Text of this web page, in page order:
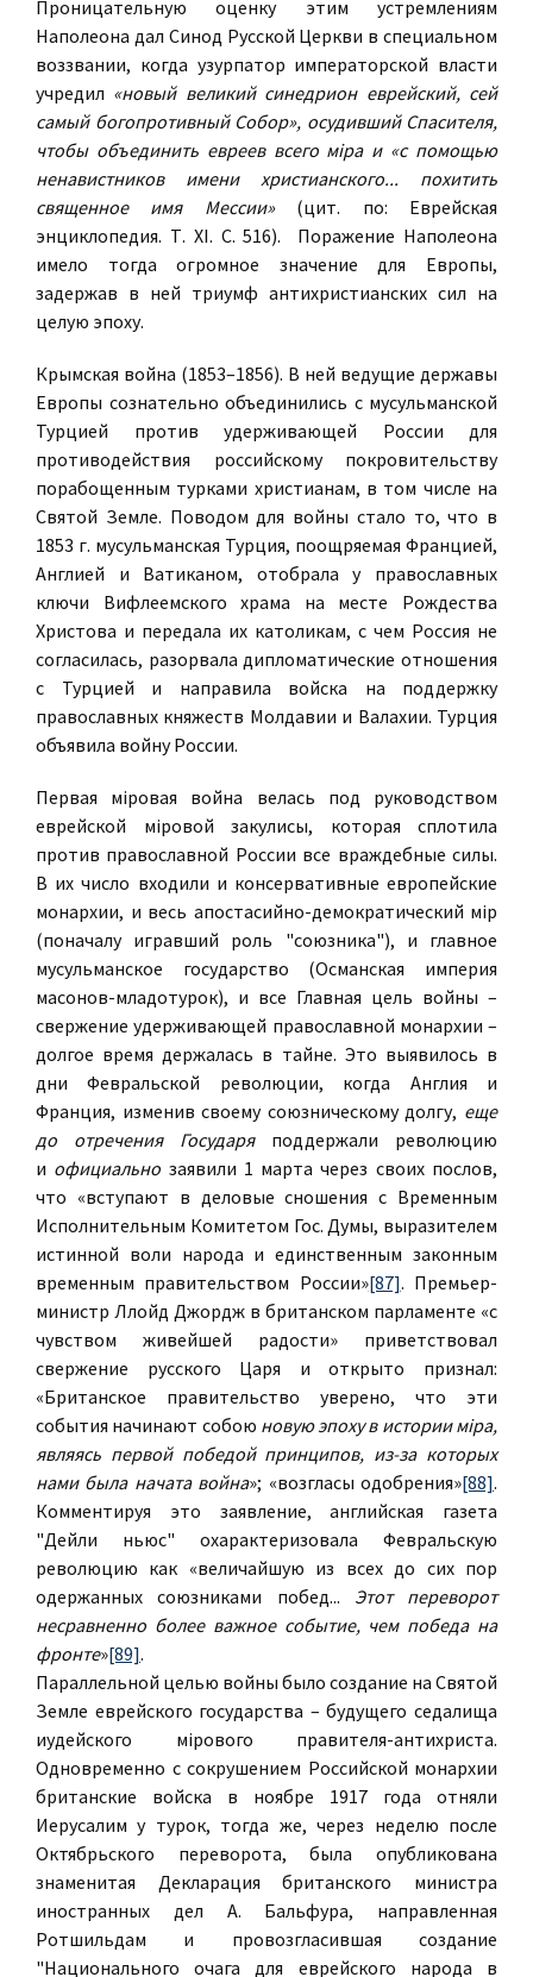
Проницательную оценку этим устремлениям
Наполеона дал Синод Русской Церкви в специальном
воззвании, когда узурпатор императорской власти
учредил «новый великий синедрион еврейский, сей
самый богопротивный Собор», осудивший Спасителя,
чтобы объединить евреев всего мiра и «с помощью
ненавистников имени христианского... похитить
священное имя Мессии»(цит. по: Еврейская
энциклопедия. Т. XI. С. 516). Поражение Наполеона
имело тогда огромное значение для Европы,
задержав в ней триумф антихристианских сил на
целую эпоху.
Крымская война (1853–1856). В ней ведущие державы
Европы сознательно объединились с мусульманской
Турцией против удерживающей России для
противодействия российскому покровительству
порабощенным турками христианам, в том числе на
Святой Земле. Поводом для войны стало то, что в
1853 г. мусульманская Турция, поощряемая Францией,
Англией и Ватиканом, отобрала у православных
ключи Вифлеемского храма на месте Рождества
Христова и передала их католикам, с чем Россия не
согласилась, разорвала дипломатические отношения
с Турцией и направила войска на поддержку
православных княжеств Молдавии и Валахии. Турция
объявила войну России.
Первая мiровая война велась под руководством
еврейской мiровой закулисы, которая сплотила
против православной России все враждебные силы.
В их число входили и консервативные европейские
монархии, и весь апостасийно-демократический мiр
(поначалу игравший роль "союзника"), и главное
мусульманское государство (Османская империя
масонов-младотурок), и все Главная цель войны –
свержение удерживающей православной монархии –
долгое время держалась в тайне. Это выявилось в
дни Февральской революции, когда Англия и
Франция, изменив своему союзническому долгу, еще
до отречения Государяподдержали революцию
и официально заявили 1 марта через своих послов,
что «вступают в деловые сношения с Временным
Исполнительным Комитетом Гос. Думы, выразителем
истинной воли народа и единственным законным
временным правительством России»[87]. Премьер-
министр Ллойд Джордж в британском парламенте «с
чувством живейшей радости» приветствовал
свержение русского Царя и открыто признал:
«Британское правительство уверено, что эти
события начинают собою новую эпоху в истории мiра,
являясь первой победой принципов, из-за которых
нами была начата война»; «возгласы одобрения»[88].
Комментируя это заявление, английская газета
"Дейли ньюс" охарактеризовала Февральскую
революцию как «величайшую из всех до сих пор
одержанных союзниками побед... Этот переворот
несравненно более важное событие, чем победа на
фронте»[89].
Параллельной целью войны было создание на Святой
Земле еврейского государства – будущего седалища
иудейского мiрового правителя-антихриста.
Одновременно с сокрушением Российской монархии
британские войска в ноябре 1917 года отняли
Иерусалим у турок, тогда же, через неделю после
Октябрьского переворота, была опубликована
знаменитая Декларация британского министра
иностранных дел А. Бальфура, направленная
Ротшильдам и провозгласившая создание
"Национального очага для еврейского народа в